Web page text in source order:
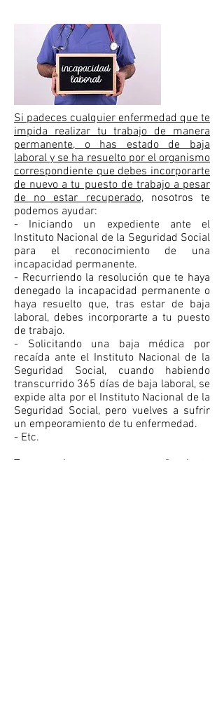
Si padeces cualquier enfermedad que te
impida realizar tu trabajo de manera
permanente, o has estado de baja
laboral y se ha resuelto por el organismo
correspondiente que debes incorporarte
de nuevo a tu puesto de trabajo a pesar
de no estar recuperado, nosotros te
podemos ayudar:
- Iniciando un expediente ante el
Instituto Nacional de la Seguridad Social
para el reconocimiento de una
incapacidad permanente.
- Recurriendo la resolución que te haya
denegado la incapacidad permanente o
haya resuelto que, tras estar de baja
laboral, debes incorporarte a tu puesto
de trabajo.
- Solicitando una baja médica por
recaída ante el Instituto Nacional de la
Seguridad Social, cuando habiendo
transcurrido 365 días de baja laboral, se
expide alta por el Instituto Nacional de la
Seguridad Social, pero vuelves a sufrir
un empeoramiento de tu enfermedad.
- Etc.
Te garantizamos un acompañamiento